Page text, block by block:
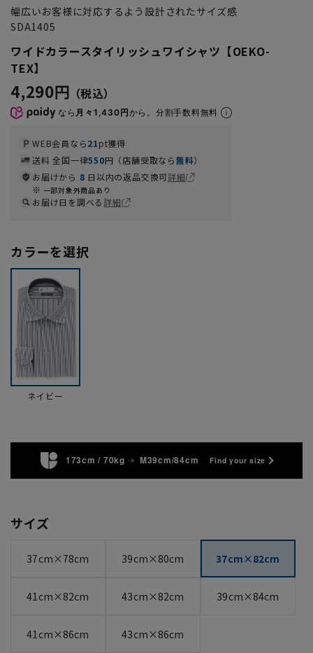
幅広いお客様に対応するよう設計されたサイズ感
SDA1405
ワイドカラースタイリッシュワイシャツ【OEKO-
TEX】
4,290円
なら 月々1,430円から。分割手数料無料
WEB会員なら21pt獲得
送料 全国一律550円（店舗受取なら無料）
お届けから 8 日以内の返品交換可詳細
一部対象外商品あり
お届け日を調べる詳細
カラーを選択
ネイビー
173cm / 70kg M39cm/84cm Find your size
サイズ
37cm×78cm 39cm×80cm 37cm×82cm
41cm×82cm 43cm×82cm 39cm×84cm
41cm×86cm 43cm×86cm